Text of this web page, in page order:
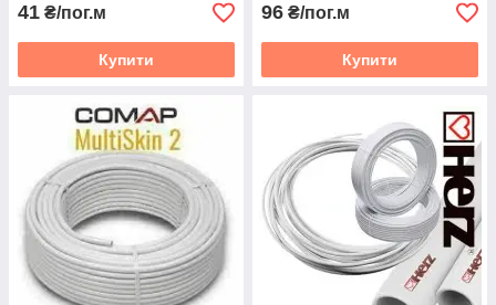
41 ₴/пог.м
Купити
96 ₴/пог.м
Купити